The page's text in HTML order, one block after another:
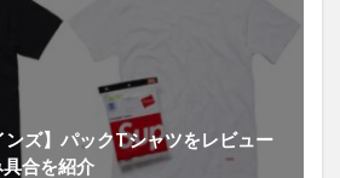
ンズ】パックTシャツをレビュー
具合を紹介